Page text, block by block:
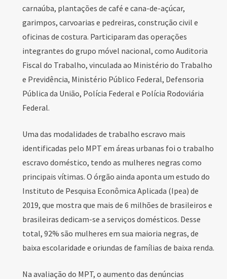
carnaúba, plantações de café e cana-de-açúcar,
garimpos, carvoarias e pedreiras, construção civil e
oficinas de costura. Participaram das operações
integrantes do grupo móvel nacional, como Auditoria
Fiscal do Trabalho, vinculada ao Ministério do Trabalho
e Previdência, Ministério Público Federal, Defensoria
Pública da União, Polícia Federal e Polícia Rodoviária
Federal.
Uma das modalidades de trabalho escravo mais
identificadas pelo MPT em áreas urbanas foi o trabalho
escravo doméstico, tendo as mulheres negras como
principais vítimas. O órgão ainda aponta um estudo do
Instituto de Pesquisa Econômica Aplicada (Ipea) de
2019, que mostra que mais de 6 milhões de brasileiros e
brasileiras dedicam-se a serviços domésticos. Desse
total, 92% são mulheres em sua maioria negras, de
baixa escolaridade e oriundas de famílias de baixa renda.
Na avaliação do MPT, o aumento das denúncias